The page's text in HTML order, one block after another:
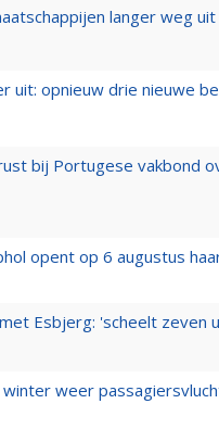
langer weg
uit: opnieuw drie nieuwe
bij Portugese vakbond
opent op 6 augustus
Esbjerg: 'scheelt zeven
weer